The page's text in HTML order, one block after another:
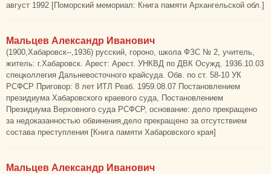
август 1992 [Поморский мемориал: Книга памяти Архангельской обл.]
Мальцев Александр Иванович
(1900,Хабаровск--,1936) русский, гороно, школа ФЗС № 2, учитель,
житель: г.Хабаровск. Арест: Арест. УНКВД по ДВК Осужд. 1936.10.03
спецколлегия Дальневосточного крайсуда. Обв. по ст. 58-10 УК
РСФСР Приговор: 8 лет ИТЛ Реаб. 1959.08.07 Постановлением
президиума Хабаровского краевого суда, Постановлением
Президиума Верховного суда РСФСР, основание: дело прекращено
за недоказанностью обвинения,дело прекращено за отсутствием
состава преступления [Книга памяти Хабаровского края]
Мальцев Александр Иванович